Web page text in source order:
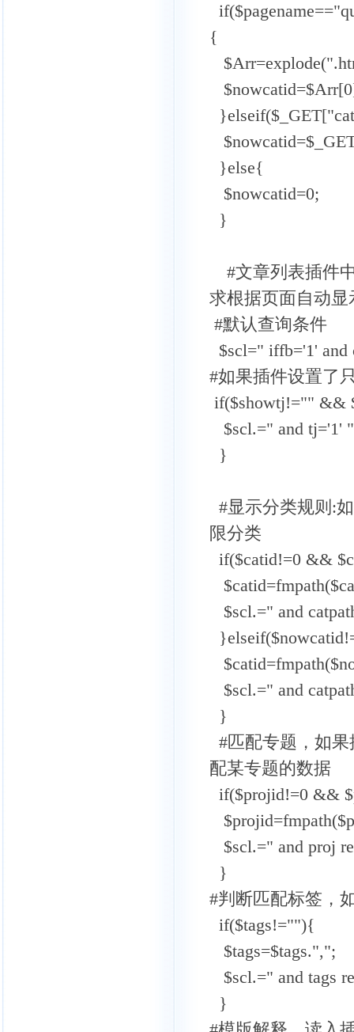
{
}else{
$nowcatid=0;
}
#文章列表插件
求根据页面自动
#默认查询条件
$scl=" iffb='1' and
#如果插件设置了
if($showtj!="" &&
$scl.=" and tj='1'
}
#显示分类规则:
限分类
if($catid!=0 &&
$scl.=" and
$scl.=" and
}
#匹配专题，如
配某专题的数据
if($projid!=0 &&
$scl.=" and proj
}
#判断匹配标签，
if($tags!=""){
$tags=$tags.",";
$scl.=" and tags
}